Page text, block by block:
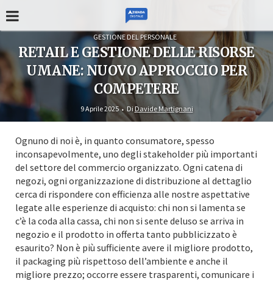
GESTIONE DEL PERSONALE
RETAIL E GESTIONE DELLE RISORSE
UMANE: NUOVO APPROCCIO PER
COMPETERE
9 Aprile 2025 Di Davide Martignani
Ognuno di noi è, in quanto consumatore, spesso
inconsapevolmente, uno degli stakeholder più importanti
del settore del commercio organizzato. Ogni catena di
negozi, ogni organizzazione di distribuzione al dettaglio
cerca di rispondere con efficienza alle nostre aspettative
legate alle esperienze di acquisto: chi non si lamenta se
c’è la coda alla cassa, chi non si sente deluso se arriva in
negozio e il prodotto in offerta tanto pubblicizzato è
esaurito? Non è più sufficiente avere il migliore prodotto,
il packaging più rispettoso dell’ambiente e anche il
migliore prezzo; occorre essere trasparenti, comunicare i